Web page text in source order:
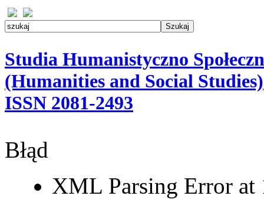
Studia Humanistyczno
(Humanities and Social Studies)
ISSN 2081-2493
Błąd
XML Parsing Error at